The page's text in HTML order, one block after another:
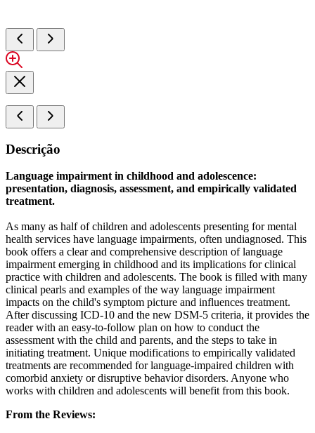
Descrição
Language impairment in childhood and adolescence:
presentation, diagnosis, assessment, and empirically validated
treatment.
As many as half of children and adolescents presenting for mental
health services have language impairments, often undiagnosed. This
book offers a clear and comprehensive description of language
impairment emerging in childhood and its implications for clinical
practice with children and adolescents. The book is filled with many
clinical pearls and examples of the way language impairment
impacts on the child's symptom picture and influences treatment.
After discussing ICD-10 and the new DSM-5 criteria, it provides the
reader with an easy-to-follow plan on how to conduct the
assessment with the child and parents, and the steps to take in
initiating treatment. Unique modifications to empirically validated
treatments are recommended for language-impaired children with
comorbid anxiety or disruptive behavior disorders. Anyone who
works with children and adolescents will benefit from this book.
From the Reviews: